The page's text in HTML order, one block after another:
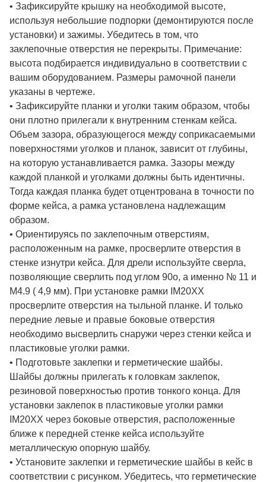
• Зафиксируйте крышку на необходимой высоте,
используя небольшие подпорки (демонтируются после
установки) и зажимы. Убедитесь в том, что
заклепочные отверстия не перекрыты. Примечание:
высота подбирается индивидуально в соответствии с
вашим оборудованием. Размеры рамочной панели
указаны в чертеже.
• Зафиксируйте планки и уголки таким образом, чтобы
они плотно прилегали к внутренним стенкам кейса.
Объем зазора, образующегося между соприкасаемыми
поверхностями уголков и планок, зависит от глубины,
на которую устанавливается рамка. Зазоры между
каждой планкой и уголками должны быть идентичны.
Тогда каждая планка будет отцентрована в точности по
форме кейса, а рамка установлена надлежащим
образом.
• Ориентируясь по заклепочным отверстиям,
расположенным на рамке, просверлите отверстия в
стенке изнутри кейса. Для дрели используйте сверла,
позволяющие сверлить под углом 90о, а именно № 11 и
M4.9 ( 4,9 мм). При установке рамки IM20XX
просверлите отверстия на тыльной планке. И только
передние левые и правые боковые отверстия
необходимо высверлить снаружи через стенки кейса и
пластиковые уголки рамки.
• Подготовьте заклепки и герметические шайбы.
Шайбы должны прилегать к головкам заклепок,
резиновой поверхностью против тонкого конца. Для
установки заклепок в пластиковые уголки рамки
IM20XX через боковые отверстия, расположенные
ближе к передней стенке кейса используйте
металлическую опорную шайбу.
• Установите заклепки и герметические шайбы в кейс в
соответствии с рисунком. Убедитесь, что герметические